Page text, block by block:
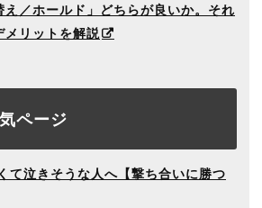
え／ホールド」どちらが良いか。それ
メリットを解説
ページ
て泣きそうな人へ【撃ち合いに勝つ